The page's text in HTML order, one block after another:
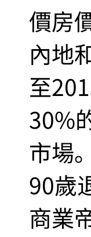
價房
內地
至
30%
市場
90歲
商業